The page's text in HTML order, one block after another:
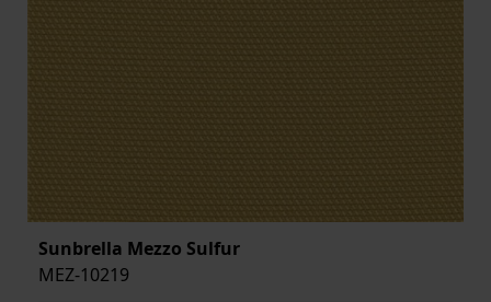
Sunbrella Mezzo Sulfur
MEZ-10219